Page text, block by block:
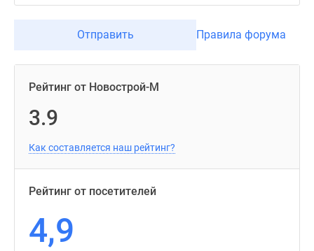
Отправить Правила форума
Рейтинг от Новострой-М
3.9
Как составляется наш рейтинг?
Рейтинг от посетителей
4,9